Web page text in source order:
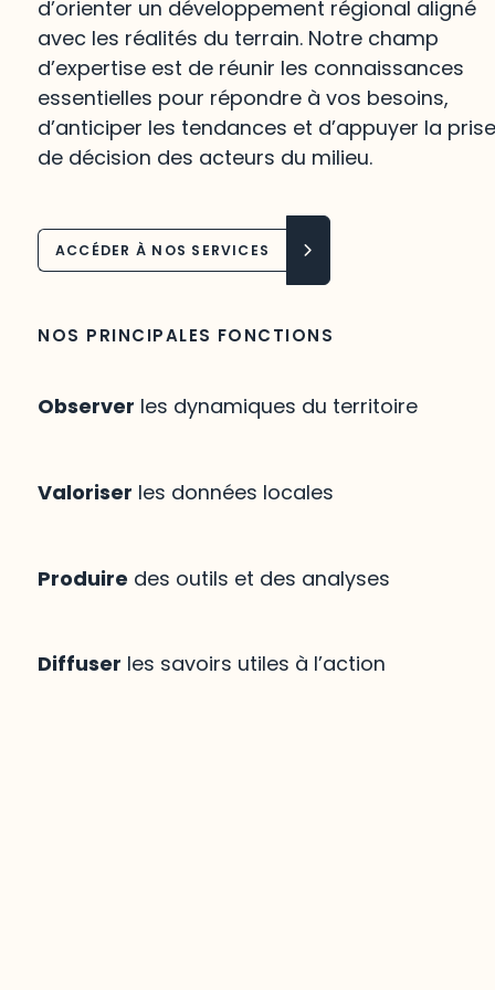
d’orienter un développement régional aligné
avec les réalités du terrain. Notre champ
d’expertise est de réunir les connaissances
essentielles pour répondre à vos besoins,
d’anticiper les tendances et d’appuyer la
de décision des acteurs du milieu.
ACCÉDER À NOS SERVICES
NOS PRINCIPALES FONCTIONS
Observer les dynamiques du territoire
Valoriser les données locales
Produire des outils et des analyses
Diffuser les savoirs utiles à l’action